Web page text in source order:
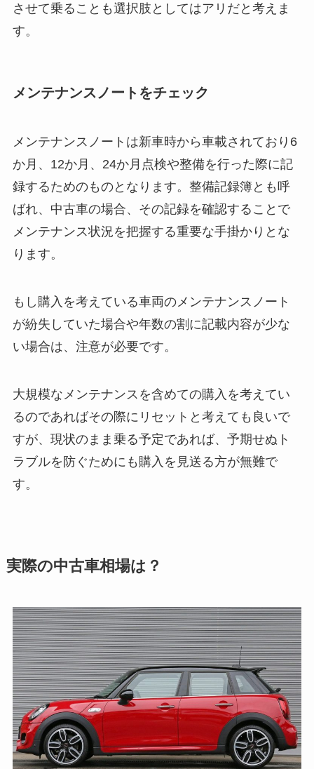
させて乗ることも選択肢としてはアリだと考えま
す。
メンテナンスノートをチェック
メンテナンスノートは新車時から車載されており6
か月、12か月、24か月点検や整備を行った際に記
録するためのものとなります。整備記録簿とも呼
ばれ、中古車の場合、その記録を確認することで
メンテナンス状況を把握する重要な手掛かりとな
ります。
もし購入を考えている車両のメンテナンスノート
が紛失していた場合や年数の割に記載内容が少な
い場合は、注意が必要です。
大規模なメンテナンスを含めての購入を考えてい
るのであればその際にリセットと考えても良いで
すが、現状のまま乗る予定であれば、予期せぬト
ラブルを防ぐためにも購入を見送る方が無難で
す。
実際の中古車相場は？